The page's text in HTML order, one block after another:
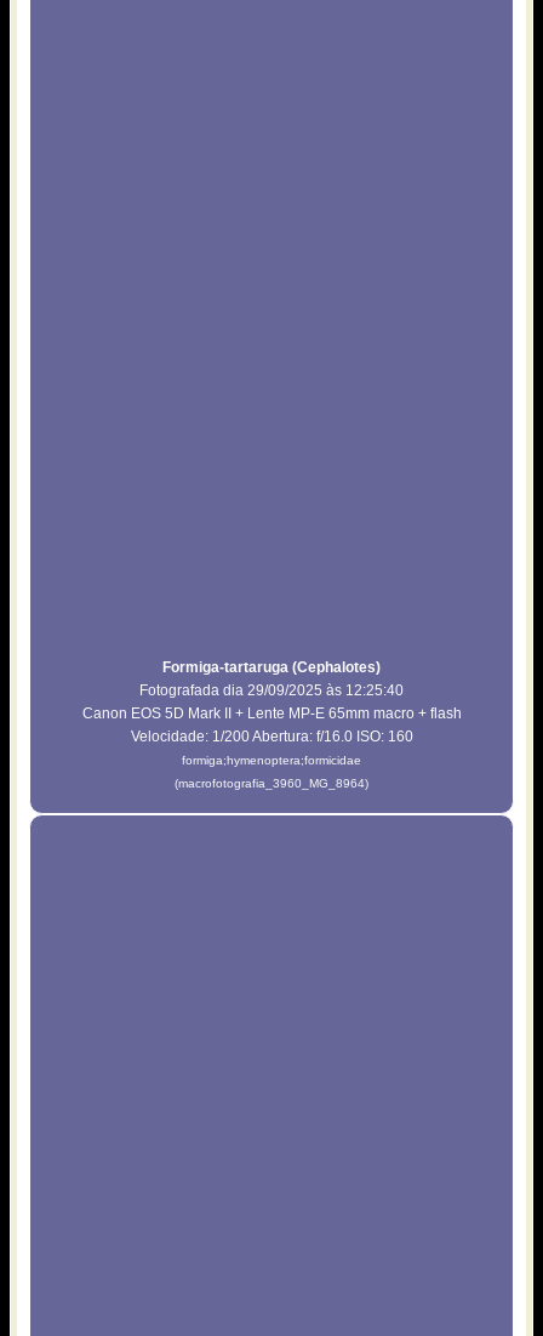
Formiga-tartaruga (Cephalotes)
Fotografada dia 29/09/2025 às 12:25:40
Canon EOS 5D Mark II + Lente MP-E 65mm macro + flash
Velocidade: 1/200 Abertura: f/16.0 ISO: 160
formiga;hymenoptera;formicidae
(macrofotografia_3960_MG_8964)